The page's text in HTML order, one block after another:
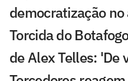
democratização
Torcida do
de Alex Telles: 'De